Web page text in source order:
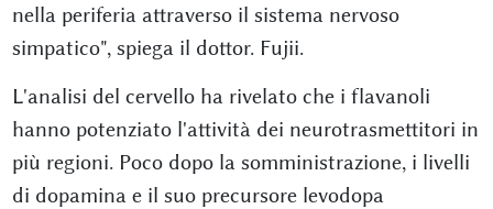
nella periferia attraverso il sistema nervoso
simpatico", spiega il dottor. Fujii.
L'analisi del cervello ha rivelato che i flavanoli
hanno potenziato l'attività dei neurotrasmettitori in
più regioni. Poco dopo la somministrazione, i livelli
di dopamina e il suo precursore levodopa